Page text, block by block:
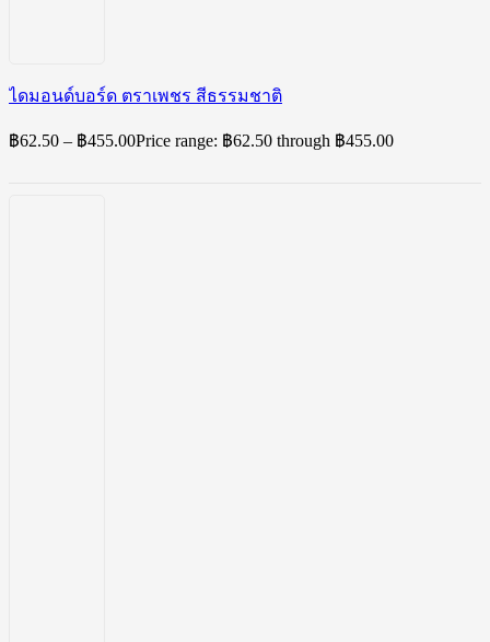
ไดมอนด์บอร์ด ตราเพชร สีธรรมชาติ
฿62.50 – ฿455.00Price range: ฿62.50 through ฿455.00